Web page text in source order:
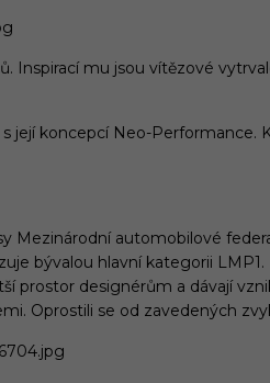
Inspirací mu jsou vítězové
její koncepcí Neo-
Mezinárodní automobilové
bývalou hlavní kategorii
prostor designérům a dávají
Oprostili se od zavedených